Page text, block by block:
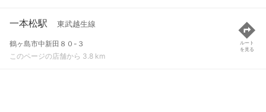
一本松駅 東武越生線
鶴ヶ島市中新田８０-３
このページの店舗から 3.8 km
ルート
を見る